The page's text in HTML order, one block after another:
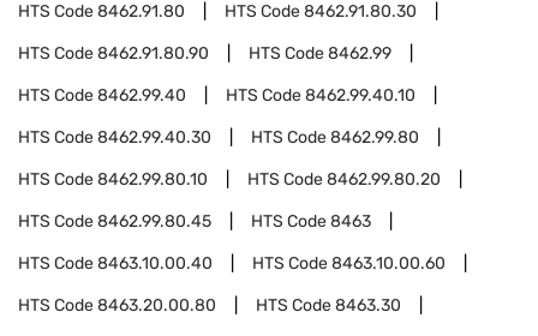
HTS Code8462.91.80 HTS Code8462.91.80.30
HTS Code8462.91.80.90 HTS Code8462.99
HTS Code8462.99.40 HTS Code8462.99.40.10
HTS Code8462.99.40.30 HTS Code8462.99.80
HTS Code8462.99.80.10 HTS Code8462.99.80.20
HTS Code8462.99.80.45 HTS Code8463
HTS Code8463.10.00.40 HTS Code8463.10.00.60
HTS Code8463.20.00.80 HTS Code8463.30